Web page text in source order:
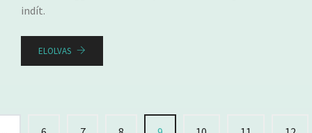
indít.
ELOLVAS